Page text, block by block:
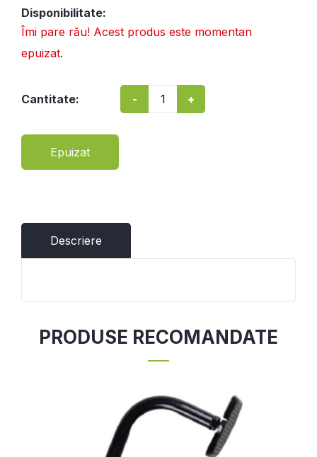
Disponibilitate:
Îmi pare rău! Acest produs este momentan
epuizat.
Cantitate: - +
Epuizat
Descriere
PRODUSE RECOMANDATE